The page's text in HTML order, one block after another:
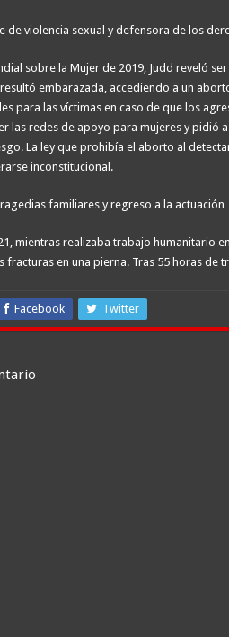
de violencia sexual y defensora de los
sobre la Mujer de 2019, Judd reveló
embarazada, accediendo a un
para las víctimas en caso de que los
las redes de apoyo para mujeres y pidió
La ley que prohibía el aborto al
inconstitucional.
familiares y regreso a la actuación
mientras realizaba trabajo humanitario
en una pierna. Tras 55 horas de
Facebook Twitter